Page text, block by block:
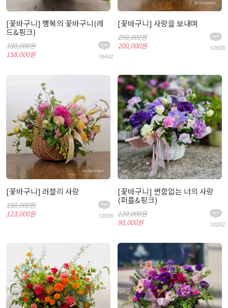
[꽃바구니] 행복의 꽃바구니(레
드&핑크)
180,000원
158,000원
19402
[꽃바구니] 사랑을 보내며
250,000원
200,000원
12693
[꽃바구니] 러블리 사랑
150,000원
123,000원
12000
[꽃바구니] 변함없는 너의 사랑
(퍼플&핑크)
120,000원
98,000원
10252